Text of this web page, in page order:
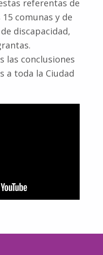
referentas de
comunas y de
discapacidad,
las conclusiones
a toda la Ciudad